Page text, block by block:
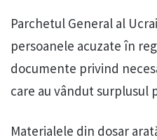
Parchetul General al
persoanele acuzate în
documente privind
care au vândut
Materialele din dosar